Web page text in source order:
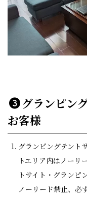
グランピン
お客様
グランピングテント
トエリア内はノーリ
トサイト・グランピ
ノーリード禁止、必